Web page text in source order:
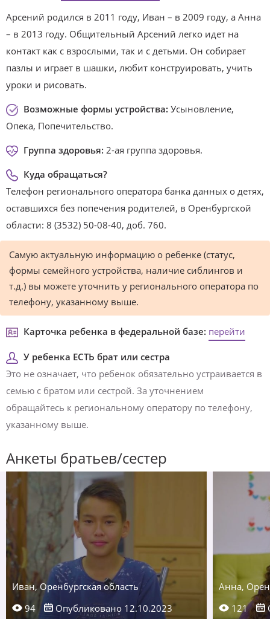
Арсений родился в 2011 году, Иван – в 2009 году, а Анна
– в 2013 году. Общительный Арсений легко идет на
контакт как с взрослыми, так и с детьми. Он собирает
пазлы и играет в шашки, любит конструировать, учить
уроки и рисовать.
Возможные формы устройства: Усыновление,
Опека, Попечительство.
Группа здоровья: 2-ая группа здоровья.
Куда обращаться?
Телефон регионального оператора банка данных о детях,
оставшихся без попечения родителей, в Оренбургской
области: 8 (3532) 50-08-40, доб. 760.
Самую актуальную информацию о ребенке (статус,
формы семейного устройства, наличие сиблингов и
т.д.) вы можете уточнить у регионального оператора по
телефону, указанному выше.
Карточка ребенка в федеральной базе: перейти
У ребенка ЕСТЬ брат или сестра
Это не означает, что ребенок обязательно устраивается в
семью с братом или сестрой. За уточнением
обращайтесь к региональному оператору по телефону,
указанному выше.
Анкеты братьев/сестер
Иван, Оренбургская область
94
Опубликовано 12.10.2023
Анна,
121